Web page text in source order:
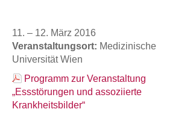
11. – 12. März 2016
Veranstaltungsort: Medizinische
Universität Wien
Programm zur Veranstaltung
„Essstörungen und assoziierte
Krankheitsbilder“